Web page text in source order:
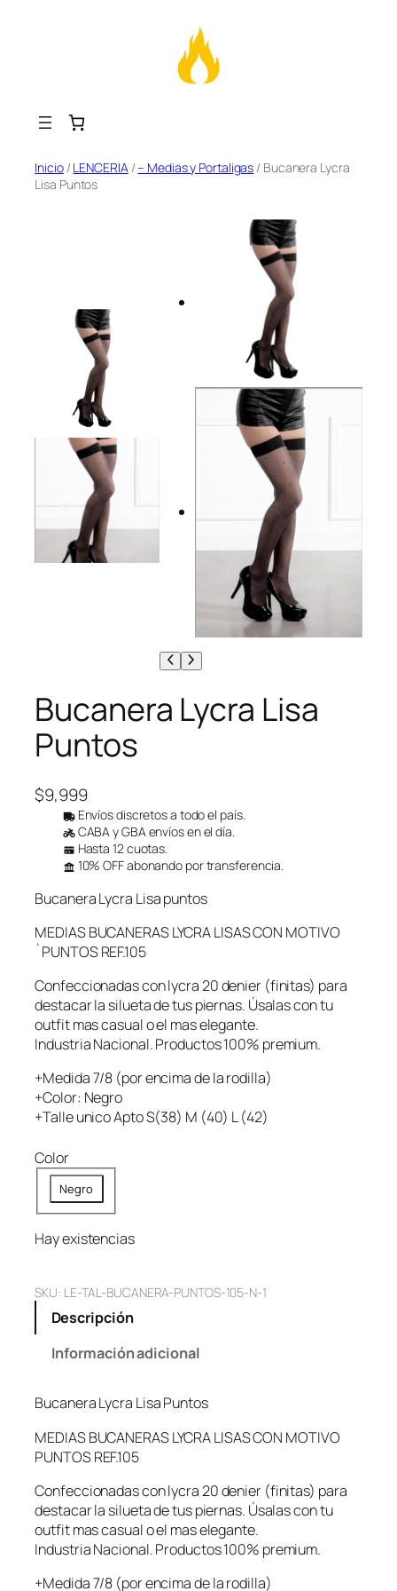
SaltarInicio/LENCERIA/– Medias y Portaligas / Bucanera Lycra
Lisa Puntos
Bucanera Lycra Lisa
Puntos
$9,999
Envíos discretos a todo el país.
CABA y GBA envíos en el día.
Hasta 12 cuotas.
10% OFF abonando por transferencia.
Bucanera Lycra Lisa puntos
MEDIAS BUCANERAS LYCRA LISAS CON MOTIVO
`PUNTOS REF.105
Confeccionadas con lycra 20 denier (finitas) para
destacar la silueta de tus piernas. Úsalas con tu
outfit mas casual o el mas elegante.
Industria Nacional. Productos 100% premium.
+Medida 7/8 (por encima de la rodilla)
+Color: Negro
+Talle unico Apto S(38) M (40) L (42)
Color
Negro
Hay existencias
SKU: LE-TAL-BUCANERA-PUNTOS-105-N-1
Descripción
Información adicional
Bucanera Lycra Lisa Puntos
MEDIAS BUCANERAS LYCRA LISAS CON MOTIVO
PUNTOS REF.105
Confeccionadas con lycra 20 denier (finitas) para
destacar la silueta de tus piernas. Úsalas con tu
outfit mas casual o el mas elegante.
Industria Nacional. Productos 100% premium.
+Medida 7/8 (por encima de la rodilla)